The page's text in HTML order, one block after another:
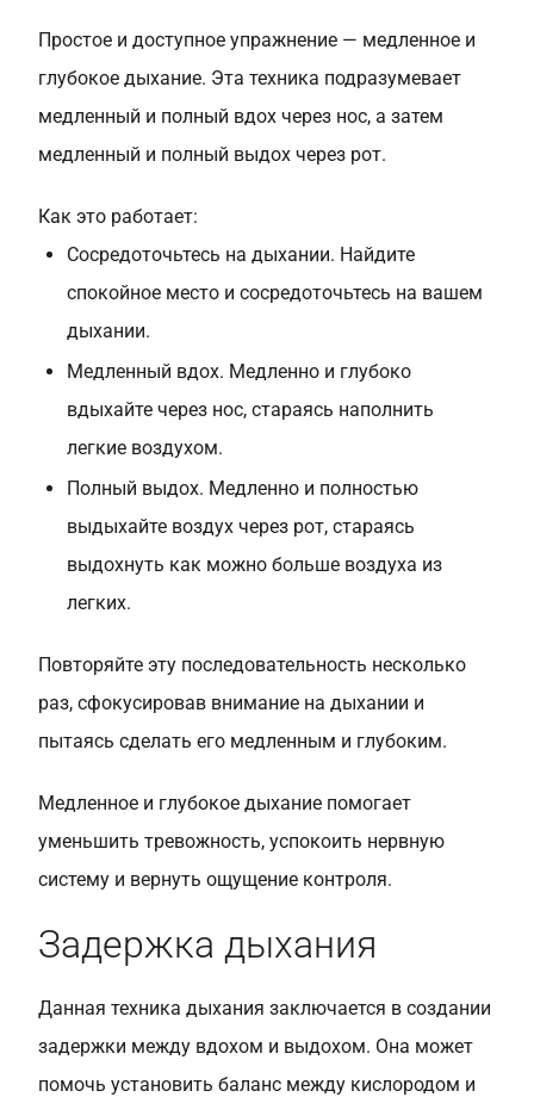
Простое и доступное упражнение — медленное и
глубокое дыхание. Эта техника подразумевает
медленный и полный вдох через нос, а затем
медленный и полный выдох через рот.
Как это работает:
Сосредоточьтесь на дыхании. Найдите
спокойное место и сосредоточьтесь на вашем
дыхании.
Медленный вдох. Медленно и глубоко
вдыхайте через нос, стараясь наполнить
легкие воздухом.
Полный выдох. Медленно и полностью
выдыхайте воздух через рот, стараясь
выдохнуть как можно больше воздуха из
легких.
Повторяйте эту последовательность несколько
раз, сфокусировав внимание на дыхании и
пытаясь сделать его медленным и глубоким.
Медленное и глубокое дыхание помогает
уменьшить тревожность, успокоить нервную
систему и вернуть ощущение контроля.
Задержка дыхания
Данная техника дыхания заключается в создании
задержки между вдохом и выдохом. Она может
помочь установить баланс между кислородом и